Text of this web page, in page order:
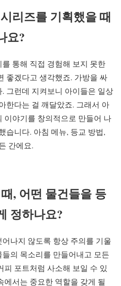
리즈를 기획했을 때
요?
통해 직접 경험해 보지 못한
좋겠다고 생각했죠. 가방을 싸
그런데 지켜보니 아이들은 일상
한다는 걸 깨달았죠. 그래서 아
이야기를 창의적으로 만들어 나
습니다. 아침 메뉴, 등교 방법,
간에요.
, 어떤 물건들을 등
정하나요?
나지 않도록 항상 주의를 기울
의 목소리를 만들어내고 모든
포트처럼 사소해 보일 수 있
에서는 중요한 역할을 갖게 될